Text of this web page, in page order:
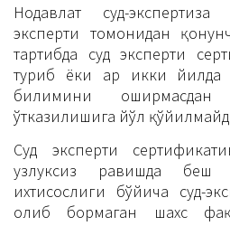
Нодавлат суд-
эксперти томонидан
тартибда суд эксперти
туриб ёки ҳар икки йилда
билимини оширмасдан
ўтказилишига йўл
Суд эксперти
узлуксиз равишда
ихтисослиги бўйича суд-
олиб бормаган шахс